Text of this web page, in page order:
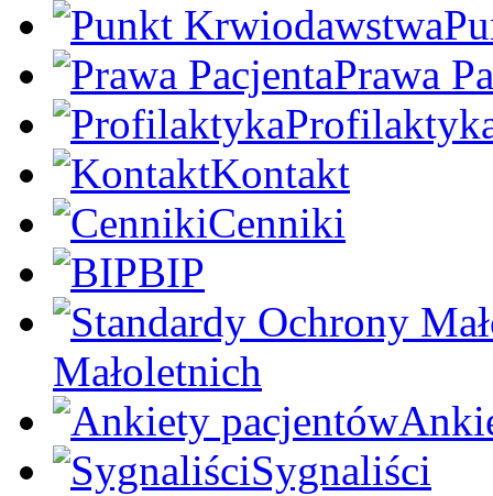
Prawa
Kontakt
Cenniki
BIP
Małoletnich
Sygnaliści